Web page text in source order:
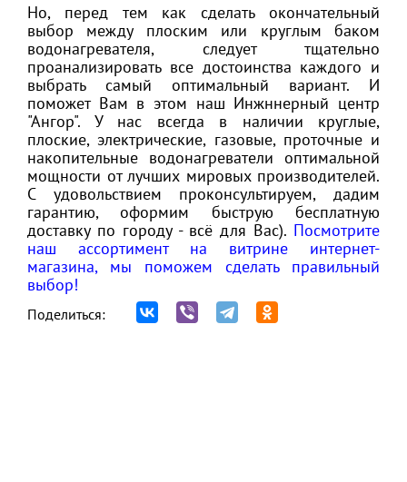
Но, перед тем как сделать окончательный
выбор между плоским или круглым баком
водонагревателя, следует тщательно
проанализировать все достоинства каждого и
выбрать самый оптимальный вариант. И
поможет Вам в этом наш Инжннерный центр
"Ангор". У нас всегда в наличии круглые,
плоские, электрические, газовые, проточные и
накопительные водонагреватели оптимальной
мощности от лучших мировых производителей.
С удовольствием проконсультируем, дадим
гарантию, оформим быструю бесплатную
доставку по городу - всё для Вас). Посмотрите
наш ассортимент на витрине интернет-
магазина, мы поможем сделать правильный
выбор!
Поделиться: